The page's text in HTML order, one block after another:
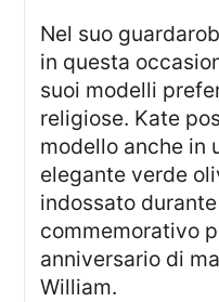
Nel suo guardaroba, il cappello indossato
in questa
suoi modelli
religiose. Kate
modello anche in
elegante verde
indossato
commemorativo
anniversario di
William.